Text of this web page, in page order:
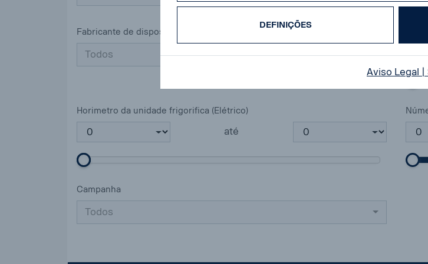
Fabricante de dispositivos de refrigeração
Todos
Horimetro da unidade frigorifica (Elétrico)
até
Campanha
Todos
DEFINIÇÕES
Aviso Legal |